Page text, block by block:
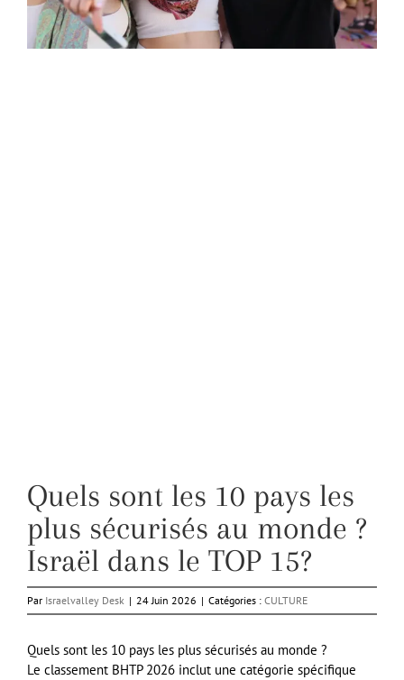
Quels sont les 10 pays les
plus sécurisés au monde ?
Israël dans le TOP 15?
Par Israelvalley Desk | 24 Juin 2026 | Catégories : CULTURE
Quels sont les 10 pays les plus sécurisés au monde ?
Le classement BHTP 2026 inclut une catégorie spécifique